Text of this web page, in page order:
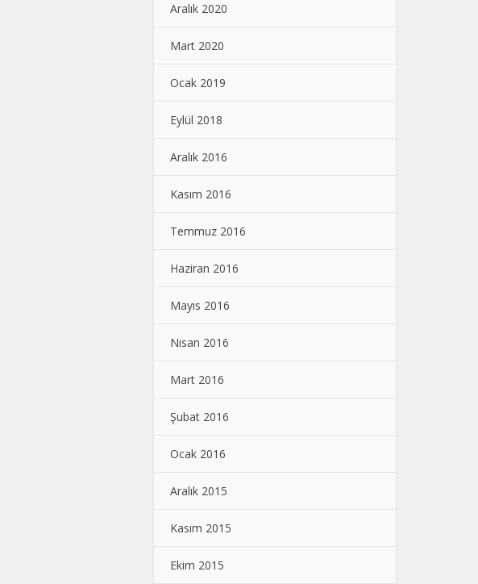
Aralık 2020
Mart 2020
Ocak 2019
Eylül 2018
Aralık 2016
Kasım 2016
Temmuz 2016
Haziran 2016
Mayıs 2016
Nisan 2016
Mart 2016
Şubat 2016
Ocak 2016
Aralık 2015
Kasım 2015
Ekim 2015